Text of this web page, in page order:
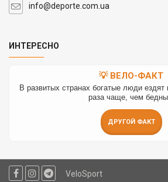
info@deporte.com.ua
ИНТЕРЕСНО
💡 ВЕЛО-ФАКТ
В развитых странах богатые люди
раза чаще, чем
ДРУГОЙ ФАКТ
VeloSport